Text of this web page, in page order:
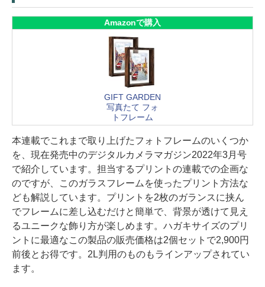
Amazonで購入
GIFT GARDEN
写真たて フォ
トフレーム
本連載でこれまで取り上げたフォトフレームのいくつか
を、現在発売中のデジタルカメラマガジン2022年3月号
で紹介しています。担当するプリントの連載での企画な
のですが、このガラスフレームを使ったプリント方法な
ども解説しています。プリントを2枚のガランスに挟ん
でフレームに差し込むだけと簡単で、背景が透けて見え
るユニークな飾り方が楽しめます。ハガキサイズのプリ
ントに最適なこの製品の販売価格は2個セットで2,900円
前後とお得です。2L判用のものもラインアップされてい
ます。